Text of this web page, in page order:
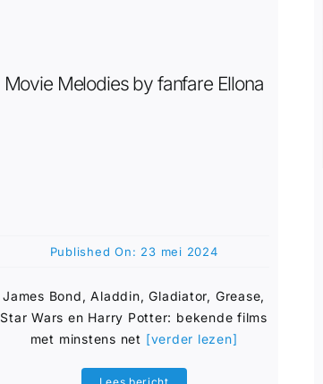
Movie Melodies by fanfare Ellona
Published On: 23 mei 2024
James Bond, Aladdin, Gladiator, Grease,
Star Wars en Harry Potter: bekende films
met minstens net [verder lezen]